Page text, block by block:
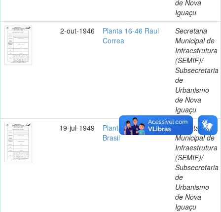
de Nova
Iguaçu
2-out-1946
Planta 16-46 Raul
Correa
Secretaria
Municipal de
Infraestrutura
(SEMIF)/
Subsecretaria
de
Urbanismo
de Nova
Iguaçu
19-jul-1949
Planta 17-49 Parque
Brasil
Secretaria
Municipal de
Infraestrutura
(SEMIF)/
Subsecretaria
de
Urbanismo
de Nova
Iguaçu